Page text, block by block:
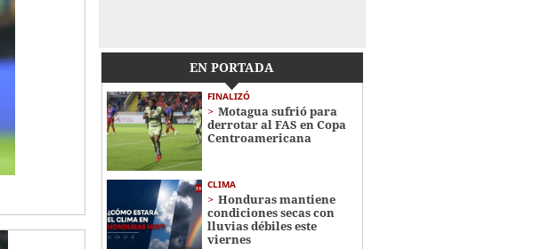
EN PORTADA
FINALIZÓ
Motagua sufrió para
derrotar al FAS en Copa
Centroamericana
CLIMA
Honduras mantiene
condiciones secas con
lluvias débiles este
viernes